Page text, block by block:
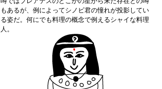
もあるが、例によってシノビ君の憧れが投影してい
る姿だ。何にでも料理の概念で例えるシャイな料理
人。